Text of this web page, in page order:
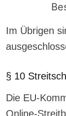
Im Übrigen
§ 10
Die EU-
Online-